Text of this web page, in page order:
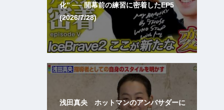
化” ── 開幕前の練習に密着したEP5
(2026/7/28)
浅田真央 ホットマンのアンバサダーに